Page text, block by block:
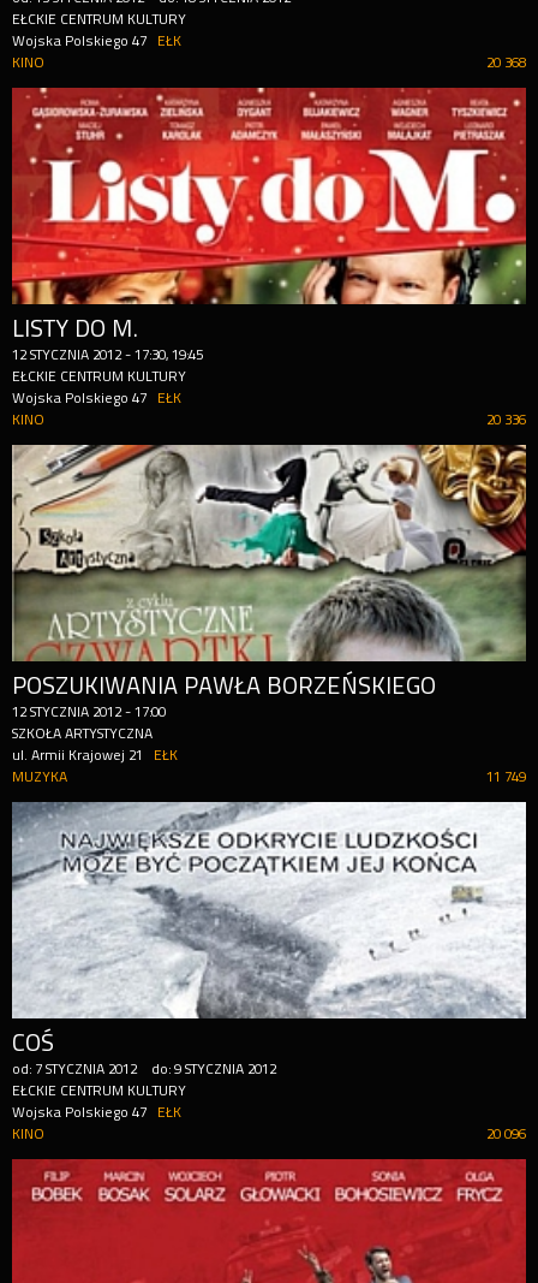
EŁCKIE CENTRUM KULTURY
Wojska Polskiego 47
EŁK
20 368
KINO
LISTY DO M.
12 STYCZNIA 2012 -17:30, 19:45
EŁCKIE CENTRUM KULTURY
Wojska Polskiego 47
EŁK
20 336
KINO
POSZUKIWANIA PAWŁA BORZEŃSKIEGO
12 STYCZNIA 2012 -17:00
SZKOŁA ARTYSTYCZNA
ul. Armii Krajowej 21
EŁK
11 749
MUZYKA
COŚ
od: 7 STYCZNIA 2012 do:9 STYCZNIA 2012
EŁCKIE CENTRUM KULTURY
Wojska Polskiego 47
EŁK
20 096
KINO